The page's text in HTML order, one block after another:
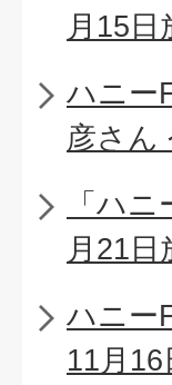
月15日
ハニー
彦さん
「ハ
月21日
ハニー
11月16